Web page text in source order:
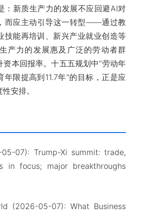
：新质生产力的发展不应回避AI对
而应主动引导这一转型——通过教
技能再培训、新兴产业就业创造等
产力的发展惠及广泛的劳动者群
资本回报率。十五五规划中"劳动年
年限提高到11.7年"的目标，正是应
安排。
07): Trump-Xi summit: trade,
in focus; major breakthroughs
(2026-05-07): What Business